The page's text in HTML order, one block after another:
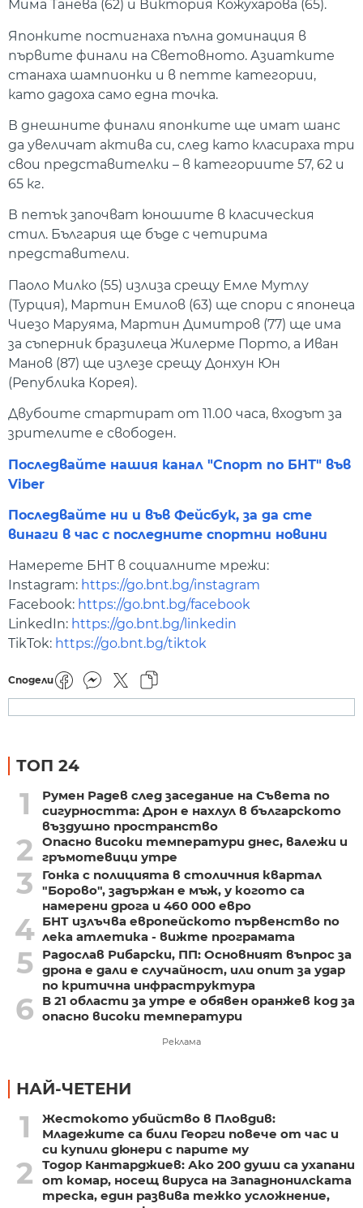
Мима Танева (62) и Виктория Кожухарова (65).
Японките постигнаха пълна доминация в
първите финали на Световното. Азиатките
станаха шампионки и в петте категории,
като дадоха само една точка.
В днешните финали японките ще имат шанс
да увеличат актива си, след като класираха три
свои представителки – в категориите 57, 62 и
65 кг.
В петък започват юношите в класическия
стил. България ще бъде с четирима
представители.
Паоло Милко (55) излиза срещу Емле Мутлу
(Турция), Мартин Емилов (63) ще спори с японеца
Чиезо Маруяма, Мартин Димитров (77) ще има
за съперник бразилеца Жилерме Порто, а Иван
Манов (87) ще излезе срещу Донхун Юн
(Република Корея).
Двубоите стартират от 11.00 часа, входът за
зрителите е свободен.
Последвайте нашия канал "Спорт по БНТ" във
Viber
Последвайте ни и във Фейсбук, за да сте
винаги в час с последните спортни новини
Намерете БНТ в социалните мрежи:
Instagram: https://go.bnt.bg/instagram
Facebook: https://go.bnt.bg/facebook
LinkedIn: https://go.bnt.bg/linkedin
TikTok: https://go.bnt.bg/tiktok
Сподели
ТОП 24
1
Румен Радев след заседание на Съвета по
сигурността: Дрон е нахлул в българското
въздушно пространство
2
Опасно високи температури днес, валежи и
гръмотевици утре
3
Гонка с полицията в столичния квартал
"Борово", задържан е мъж, у когото са
намерени дрога и 460 000 евро
4 БНТ излъчва европейското първенство по
лека атлетика - вижте програмата
5
Радослав Рибарски, ПП: Основният въпрос за
дрона е дали е случайност, или опит за удар
по критична инфраструктура
6
В 21 области за утре е обявен оранжев код за
опасно високи температури
Реклама
НАЙ-ЧЕТЕНИ
1
Жестокото убийство в Пловдив:
Младежите са били Георги повече от час и
си купили дюнери с парите му
2
Тодор Кантарджиев: Ако 200 души са ухапани
от комар, носещ вируса на Западнонилската
треска, един развива тежко усложнение,